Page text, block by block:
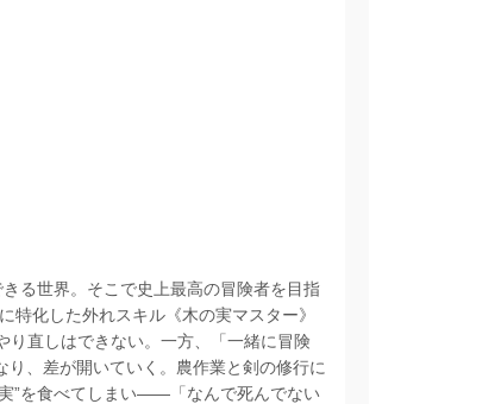
る世界。そこで史上最高の冒険者を目指
化した外れスキル《木の実マスター》
直しはできない。一方、「一緒に冒険
、差が開いていく。農作業と剣の修行に
”を食べてしまい――「なんで死んでない